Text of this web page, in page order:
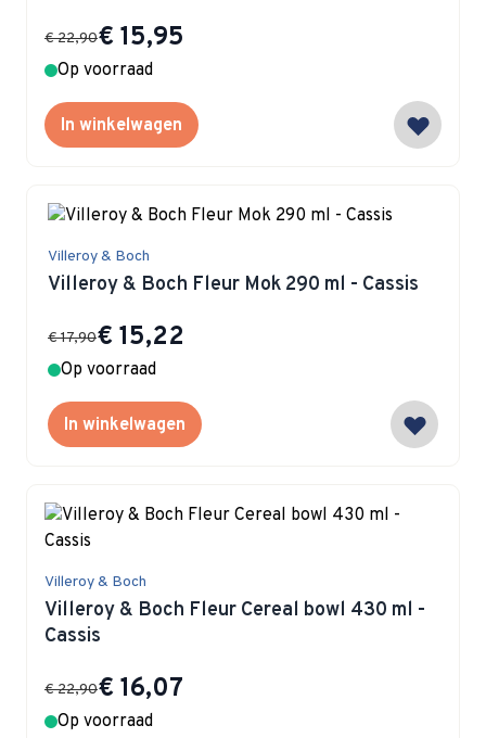
Special Price
€ 15,95
€ 22,90
Op voorraad
In winkelwagen
Villeroy & Boch
Villeroy & Boch Fleur Mok 290 ml - Cassis
Special Price
€ 15,22
€ 17,90
Op voorraad
In winkelwagen
Villeroy & Boch
Villeroy & Boch Fleur Cereal bowl 430 ml -
Cassis
Special Price
€ 16,07
€ 22,90
Op voorraad